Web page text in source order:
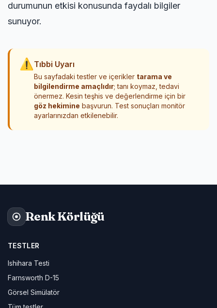
durumunun etkisi konusunda faydalı bilgiler
sunuyor.
⚠ Tıbbi Uyarı
Bu sayfadaki testler ve içerikler tarama ve
bilgilendirme amaçlıdır; tanı koymaz, tedavi
önermez. Kesin teşhis ve değerlendirme için bir
göz hekimine başvurun. Test sonuçları monitör
ayarlarınızdan etkilenebilir.
Renk Körlüğü
TESTLER
Ishihara Testi
Farnsworth D-15
Görsel Simülatör